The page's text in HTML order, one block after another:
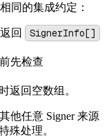
同的集成约定：
返回 SignerInfo[]
先检查
回空数组。
他任意 Signer 来源
殊处理。